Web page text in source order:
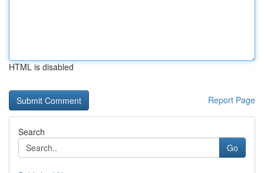
HTML is disabled
Report Page
Search
Go